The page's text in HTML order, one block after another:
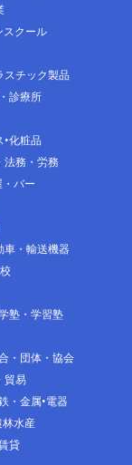
スクール
スチック製品
診療所
化粧品
法務・労務
バー
車・輸送機器
塾・学習塾
・団体・協会
貿易
・金属 電器
林水産
貸